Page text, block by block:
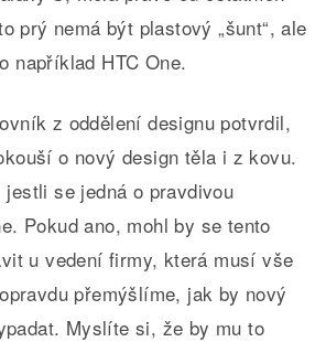
prý nemá být plastový „šunt“, ale
například HTC One.
z oddělení designu potvrdil,
o nový design těla i z kovu.
se jedná o pravdivou
Pokud ano, mohl by se tento
u vedení firmy, která musí vše
přemýšlíme, jak by nový
Myslíte si, že by mu to